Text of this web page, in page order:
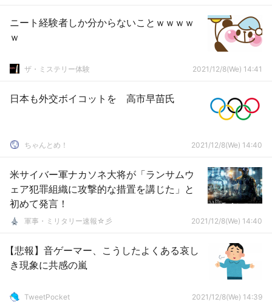
ニート経験者しか分からないことｗｗｗｗ
ｗ
ザ・ミステリー体験 2021/12/8(We) 14:41
日本も外交ボイコットを 高市早苗氏
ちゃんとめ！ 2021/12/8(We) 14:40
米サイバー軍ナカソネ大将が「ランサムウ
ェア犯罪組織に攻撃的な措置を講じた」と
初めて発言！
軍事・ミリタリー速報☆彡 2021/12/8(We) 14:40
【悲報】音ゲーマー、こうしたよくある哀し
き現象に共感の嵐
TweetPocket 2021/12/8(We) 14:39